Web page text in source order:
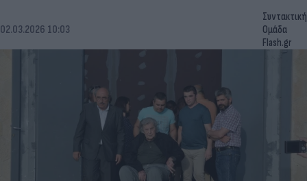
02.03.2026 10:03
Συντακτική
Ομάδα
Flash.gr